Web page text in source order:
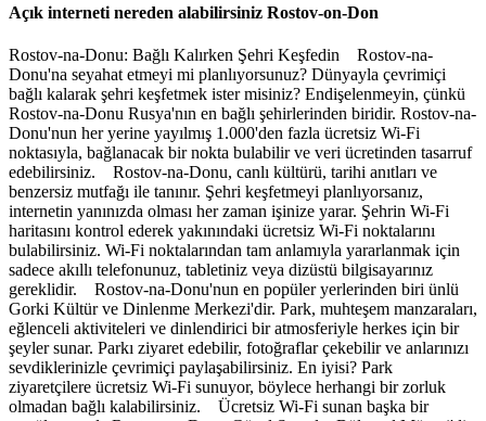
Açık interneti nereden alabilirsiniz Rostov-on-Don
Rostov-na-Donu: Bağlı Kalırken Şehri Keşfedin Rostov-na-
Donu'na seyahat etmeyi mi planlıyorsunuz? Dünyayla çevrimiçi
bağlı kalarak şehri keşfetmek ister misiniz? Endişelenmeyin, çünkü
Rostov-na-Donu Rusya'nın en bağlı şehirlerinden biridir. Rostov-na-
Donu'nun her yerine yayılmış 1.000'den fazla ücretsiz Wi-Fi
noktasıyla, bağlanacak bir nokta bulabilir ve veri ücretinden tasarruf
edebilirsiniz. Rostov-na-Donu, canlı kültürü, tarihi anıtları ve
benzersiz mutfağı ile tanınır. Şehri keşfetmeyi planlıyorsanız,
internetin yanınızda olması her zaman işinize yarar. Şehrin Wi-Fi
haritasını kontrol ederek yakınındaki ücretsiz Wi-Fi noktalarını
bulabilirsiniz. Wi-Fi noktalarından tam anlamıyla yararlanmak için
sadece akıllı telefonunuz, tabletiniz veya dizüstü bilgisayarınız
gereklidir. Rostov-na-Donu'nun en popüler yerlerinden biri ünlü
Gorki Kültür ve Dinlenme Merkezi'dir. Park, muhteşem manzaraları,
eğlenceli aktiviteleri ve dinlendirici bir atmosferiyle herkes için bir
şeyler sunar. Parkı ziyaret edebilir, fotoğraflar çekebilir ve anlarınızı
sevdiklerinizle çevrimiçi paylaşabilirsiniz. En iyisi? Park
ziyaretçilere ücretsiz Wi-Fi sunuyor, böylece herhangi bir zorluk
olmadan bağlı kalabilirsiniz. Ücretsiz Wi-Fi sunan başka bir